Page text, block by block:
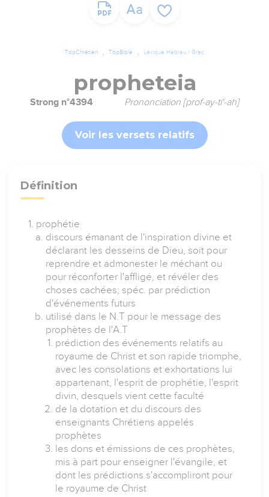
TopChrétien TopBible Lexique Hébreu / Grec
propheteia
Strong n°4394 Prononciation [prof-ay-ti'-ah]
Voir les versets relatifs
Définition
prophétie
discours émanant de l'inspiration divine et
déclarant les desseins de Dieu, soit pour
reprendre et admonester le méchant ou
pour réconforter l'affligé, et révéler des
choses cachées; spéc. par prédiction
d'événements futurs
utilisé dans le N.T pour le message des
prophètes de l'A.T
prédiction des événements relatifs au
royaume de Christ et son rapide triomphe,
avec les consolations et exhortations lui
appartenant, l'esprit de prophétie, l'esprit
divin, desquels vient cette faculté
de la dotation et du discours des
enseignants Chrétiens appelés
prophètes
les dons et émissions de ces prophètes,
mis à part pour enseigner l'évangile, et
dont les prédictions s'accompliront pour
le royaume de Christ